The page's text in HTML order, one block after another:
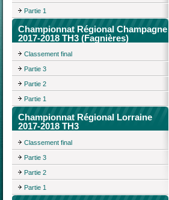
Partie 1
Championnat Régional Champagne
2017-2018 TH3 (Fagnières)
Classement final
Partie 3
Partie 2
Partie 1
Championnat Régional Lorraine
2017-2018 TH3
Classement final
Partie 3
Partie 2
Partie 1